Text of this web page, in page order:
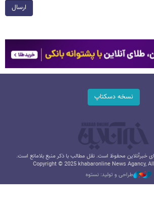
ارسال
نسخه دسکتاپ
خبرآنلاین محفوظ است. نقل مطالب با ذکر منبع بلامانع است.
Copyright © 2025 khabaronline News Agancy,
طراحی و تولید: نستوه